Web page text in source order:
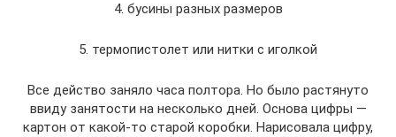
4. бусины разных размеров
5. термопистолет или нитки с иголкой
Все действо заняло часа полтора. Но было растянуто
ввиду занятости на несколько дней. Основа цифры —
картон от какой-то старой коробки. Нарисовала цифру,